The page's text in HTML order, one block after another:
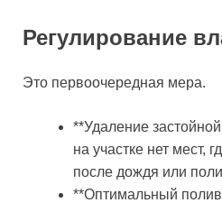
Регулирование
Это первоочередная мера.
**Удаление
на участке нет мест,
после дождя или
**Оптимальный